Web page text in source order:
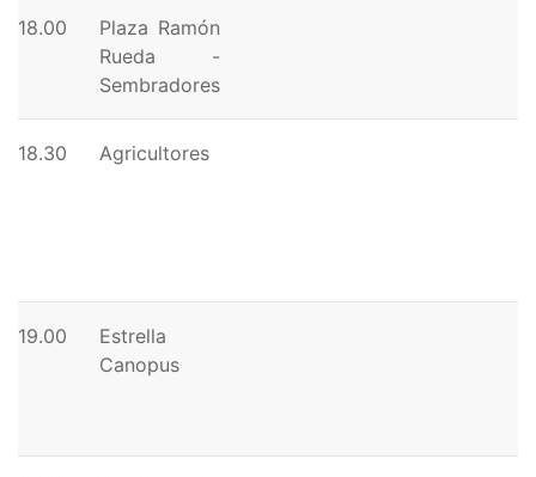
18.00
Plaza Ramón
Rueda -
Sembradores
18.30 Agricultores
19.00
Estrella
Canopus